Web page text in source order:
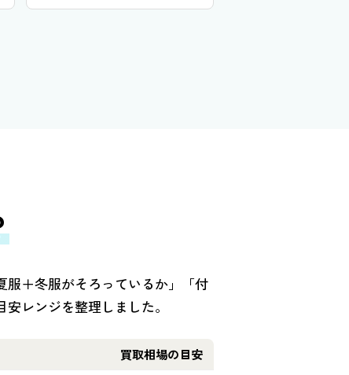
服＋冬服がそろっているか」「付
レンジを整理しました。
買取相場の目安